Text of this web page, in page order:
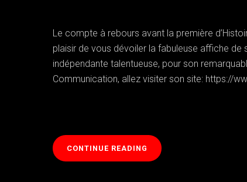
Le compte à rebours avant la première
plaisir de vous dévoiler la fabuleuse affiche
indépendante talentueuse, pour son
Communication, allez visiter son site: https://
CONTINUE READING « HISTOIRES
D’HOMMES: